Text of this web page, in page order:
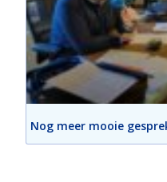
Nog meer mooie